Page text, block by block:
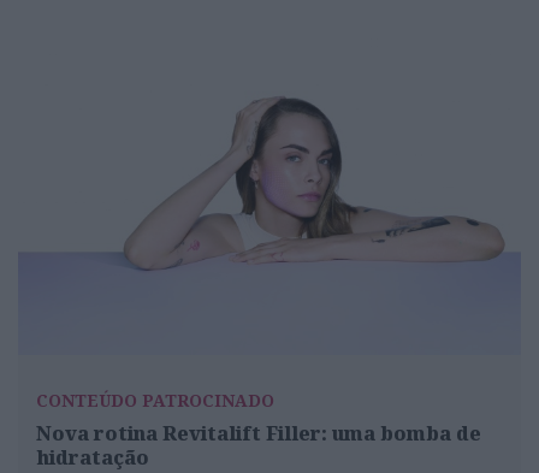
CONTEÚDO PATROCINADO
Nova rotina Revitalift Filler: uma bomba de
hidratação